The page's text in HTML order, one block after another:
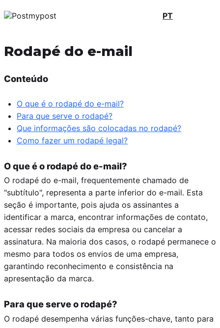
PT
Rodapé do e-mail
Conteúdo
O que é o rodapé do e-mail?
Para que serve o rodapé?
Que informações são colocadas no rodapé?
Como fazer um rodapé legal?
O que é o rodapé do e-mail?
O rodapé do e-mail, frequentemente chamado de
"subtítulo", representa a parte inferior do e-mail. Esta
seção é importante, pois ajuda os assinantes a
identificar a marca, encontrar informações de contato,
acessar redes sociais da empresa ou cancelar a
assinatura. Na maioria dos casos, o rodapé permanece o
mesmo para todos os envios de uma empresa,
garantindo reconhecimento e consistência na
apresentação da marca.
Para que serve o rodapé?
O rodapé desempenha várias funções-chave, tanto para